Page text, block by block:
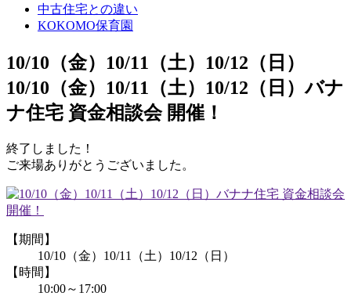
中古住宅との違い
KOKOMO保育園
10/10（金）10/11（土）10/12（日）
10/10（金）10/11（土）10/12（日）バナ
ナ住宅 資金相談会 開催！
終了しました！
ご来場ありがとうございました。
【期間】
10/10（金）10/11（土）10/12（日）
【時間】
10:00～17:00